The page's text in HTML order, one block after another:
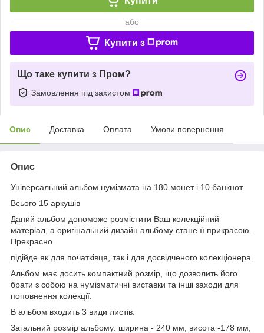
або
Купити з
Що таке купити з Пром?
Замовлення під захистом
Опис Доставка Оплата Умови повернення
Опис
Універсальний альбом нумізмата на 180 монет і 10 банкнот
Всього 15 аркушів
Даний альбом допоможе розмістити Ваш колекційний
матеріал, а оригінальний дизайн альбому стане її прикрасою.
Прекрасно
підійде як для початківця, так і для досвідченого колекціонера.
Альбом має досить компактний розмір, що дозволить його
брати з собою на нумізматичні виставки та інші заходи для
поповнення колекції.
В альбом входить 3 види листів.
Загальний розмір альбому: ширина - 240 мм, висота -178 мм,